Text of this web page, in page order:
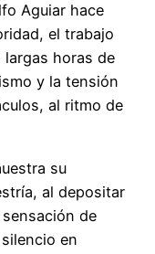
Aguiar hace
el trabajo
horas de
y la tensión
al ritmo de
su
al depositar
de
en